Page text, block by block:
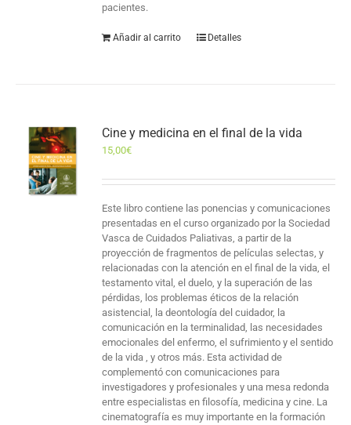
pacientes.
Añadir al carrito Detalles
Cine y medicina en el final de la vida
15,00€
Este libro contiene las ponencias y comunicaciones
presentadas en el curso organizado por la Sociedad
Vasca de Cuidados Paliativas, a partir de la
proyección de fragmentos de películas selectas, y
relacionadas con la atención en el final de la vida, el
testamento vital, el duelo, y la superación de las
pérdidas, los problemas éticos de la relación
asistencial, la deontología del cuidador, la
comunicación en la terminalidad, las necesidades
emocionales del enfermo, el sufrimiento y el sentido
de la vida , y otros más. Esta actividad de
complementó con comunicaciones para
investigadores y profesionales y una mesa redonda
entre especialistas en filosofía, medicina y cine. La
cinematografía es muy importante en la formación